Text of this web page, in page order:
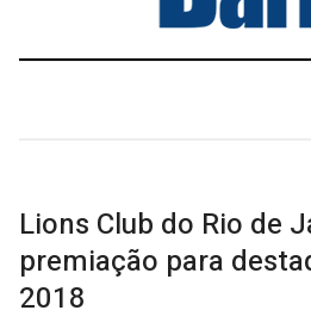
Lions Club do Rio de
premiação para
2018